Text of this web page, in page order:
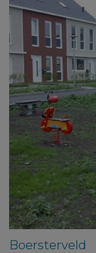
Boersterveld